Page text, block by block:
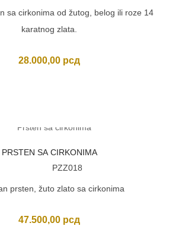
sa cirkonima od žutog, belog ili roze 14
karatnog zlata.
28.000,00 рсд
PRSTEN SA CIRKONIMA
PZZ018
prsten, žuto zlato sa cirkonima
47.500,00 рсд